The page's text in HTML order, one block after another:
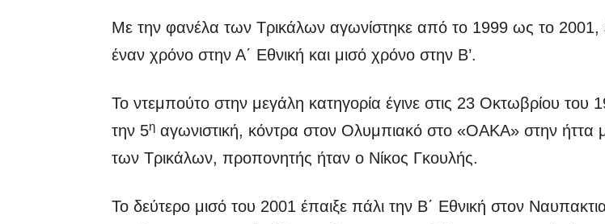
Με την φανέλα των Τρικάλων αγωνίστηκε από το 1999 ως το 2001,
έναν χρόνο στην Α΄ Εθνική και μισό χρόνο στην Β’.
Το ντεμπούτο στην μεγάλη κατηγορία έγινε στις 23 Οκτωβρίου του
την 5η αγωνιστική, κόντρα στον Ολυμπιακό στο «ΟΑΚΑ» στην ήττα
των Τρικάλων, προπονητής ήταν ο Νίκος Γκουλής.
Το δεύτερο μισό του 2001 έπαιξε πάλι την Β΄ Εθνική στον